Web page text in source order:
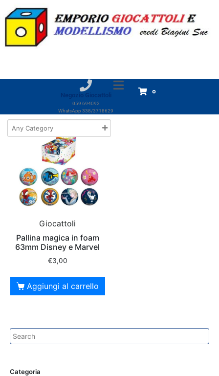
Negozio Giocattoli
059 694092
WhatsApp 338/3718629
0
Home Prodotti John
John
Giocattoli
Pallina magica in foam
63mm Disney e Marvel
€3,00
Aggiungi al carrello
Categoria